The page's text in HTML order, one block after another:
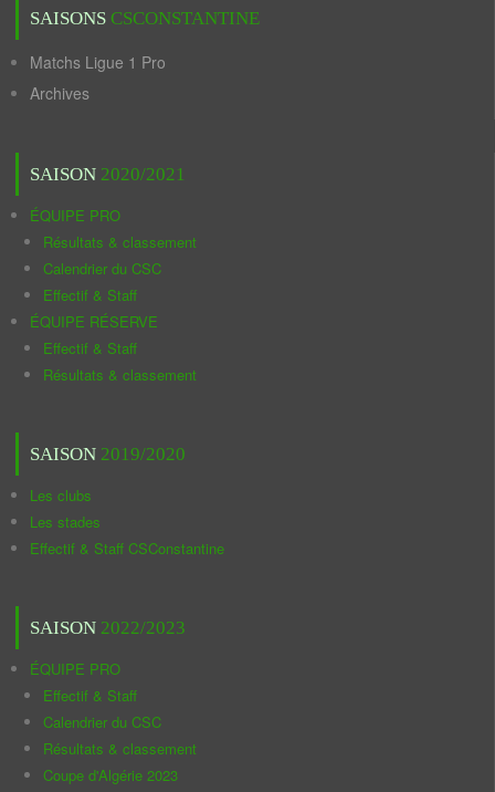
SAISONS CSCONSTANTINE
Matchs Ligue 1 Pro
Archives
SAISON 2020/2021
ÉQUIPE PRO
Résultats & classement
Calendrier du CSC
Effectif & Staff
ÉQUIPE RÉSERVE
Effectif & Staff
Résultats & classement
SAISON 2019/2020
Les clubs
Les stades
Effectif & Staff CSConstantine
SAISON 2022/2023
ÉQUIPE PRO
Effectif & Staff
Calendrier du CSC
Résultats & classement
Coupe d'Algérie 2023